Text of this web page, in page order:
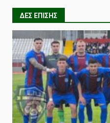
ΔΕΣ ΕΠΙΣΗΣ